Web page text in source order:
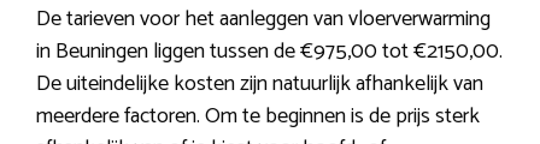
De tarieven voor het aanleggen van vloerverwarming
in Beuningen liggen tussen de €975,00 tot €2150,00.
De uiteindelijke kosten zijn natuurlijk afhankelijk van
meerdere factoren. Om te beginnen is de prijs sterk